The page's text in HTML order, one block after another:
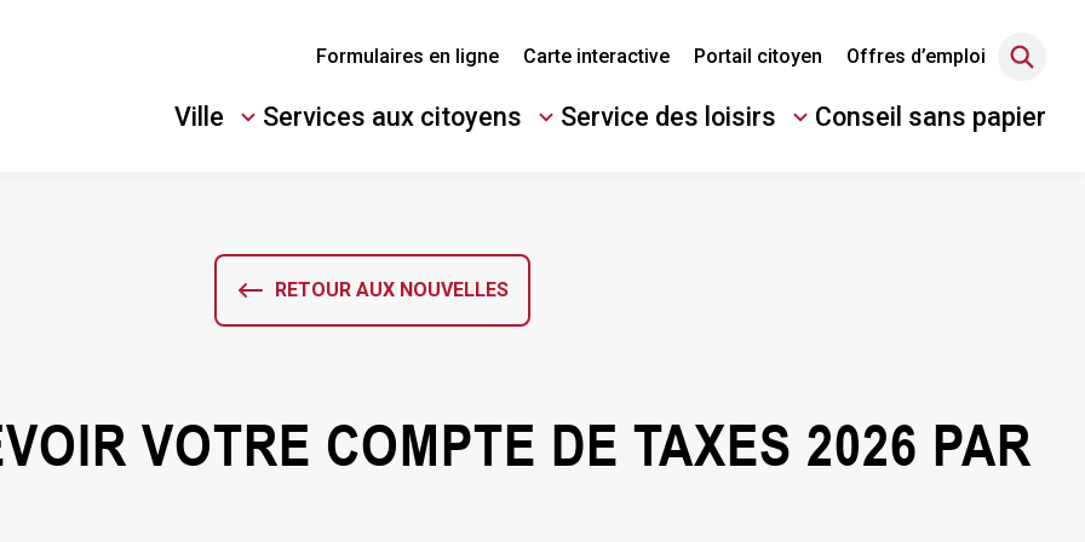
Formulaires en ligne Carte interactive Portail citoyen Offres d’emploi
Ville
Ouvrir/FermerServices aux citoyens
Ouvrir/Fermer
Service des loisirs
Ouvrir/Fermer
Conseil sans papier
RETOUR AUX NOUVELLES
VOTRE COMPTE DE TAXES 2026 PAR